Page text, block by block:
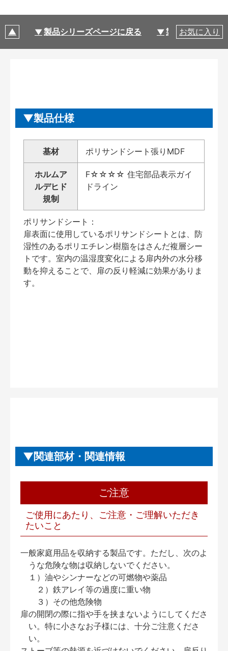
製品シリーズページに戻る 製品仕様
お気に入り
製品仕様
基材 ポリサンドシート張りMDF
ホルムア
ルデヒド
規制
F☆☆☆☆ 住宅部品表示ガイ
ドライン
ポリサンドシート：
扉表面に使用しているポリサンドシートとは、防
湿性のあるポリエチレン樹脂をはさんだ複層シー
トです。室内の温湿度変化による扉内外の水分移
動を抑えることで、扉の反り軽減に効果がありま
す。
関連部材・関連情報
ご注意
ご使用にあたり、ご注意・ご理解いただき
たいこと
一般家庭用品を収納する製品です。ただし、次のよ
うな危険な物は収納しないでください。
１）油やシンナーなどの可燃物や薬品
２）鉄アレイ等の過度に重い物
３）その他危険物
扉の開閉の際に指や手を挟まないようにしてくださ
い。特に小さなお子様には、十分ご注意くださ
い。